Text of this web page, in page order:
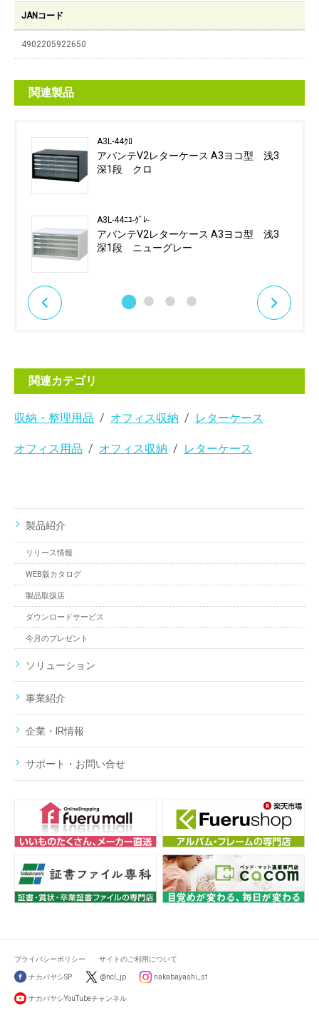
JANコード
4902205922650
関連製品
A3L-44ｸﾛ
アバンテV2レターケース A3ヨコ型 浅3
深1段 クロ
A3L-44ﾆﾕ-ｸﾞﾚ-
アバンテV2レターケース A3ヨコ型 浅3
深1段 ニューグレー
関連カテゴリ
収納・整理用品 オフィス収納 レターケース
オフィス用品 オフィス収納 レターケース
製品紹介
リリース情報
WEB版カタログ
製品取扱店
ダウンロードサービス
今月のプレゼント
ソリューション
事業紹介
企業・IR情報
サポート・お問い合せ
プライバシーポリシー サイトのご利用について
ナカバヤシSP @ncl_jp nakabayashi_st
ナカバヤシYouTubeチャンネル